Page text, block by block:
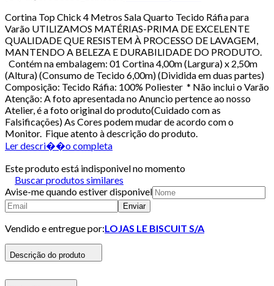
Cortina Top Chick 4 Metros Sala Quarto Tecido Ráfia para
Varão UTILIZAMOS MATÉRIAS-PRIMA DE EXCELENTE
QUALIDADE QUE RESISTEM À PROCESSO DE LAVAGEM,
MANTENDO A BELEZA E DURABILIDADE DO PRODUTO.
Contém na embalagem: 01 Cortina 4,00m (Largura) x 2,50m
(Altura) (Consumo de Tecido 6,00m) (Dividida em duas partes)
Composição: Tecido Ráfia: 100% Poliester * Não inclui o Varão
Atenção: A foto apresentada no Anuncio pertence ao nosso
Atelier, é a foto original do produto(Cuidado com as
Falsificações) As Cores podem mudar de acordo com o
Monitor. Fique atento à descrição do produto.
Ler descri��o completa
Este produto está indisponivel no momento
Buscar produtos similares
Avise-me quando estiver disponivel
Enviar
Vendido e entregue por:LOJAS LE BISCUIT S/A
Descrição do produto